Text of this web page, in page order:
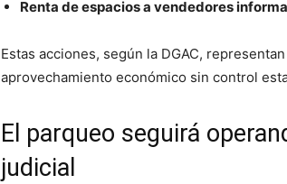
Renta de espacios a vendedores
Estas acciones, según la DGAC,
aprovechamiento económico sin control
El parqueo seguirá
judicial